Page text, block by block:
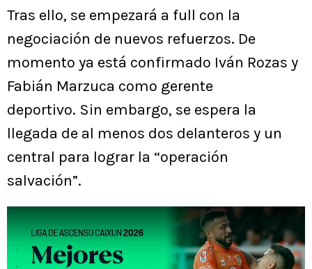
Tras ello, se empezará a full con la
negociación de nuevos refuerzos. De
momento ya está confirmado Iván Rozas y
Fabián Marzuca como gerente
deportivo. Sin embargo, se espera la
llegada de al menos dos delanteros y un
central para lograr la “operación
salvación”.